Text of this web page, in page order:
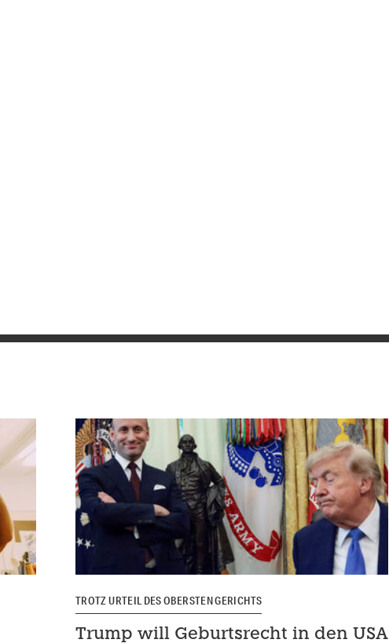
TROTZ URTEIL DES OBERSTEN GERICHTS
Trump will Geburtsrecht in den USA